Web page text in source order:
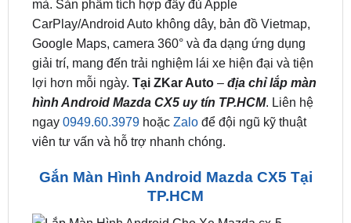
là giải pháp nâng cấp tiện nghi giúp thay thế màn
hình zin bằng màn hình cảm ứng thông minh kích
thước 9–13 inch, hiển thị sắc nét, thao tác mượt
mà. Sản phẩm tích hợp đầy đủ Apple
CarPlay/Android Auto không dây, bản đồ Vietmap,
Google Maps, camera 360° và đa dạng ứng dụng
giải trí, mang đến trải nghiệm lái xe hiện đại và tiện
lợi hơn mỗi ngày.Tại ZKar Auto –
ngay0949.60.3979 hoặcZalođể đội ngũ kỹ thuật
viên tư vấn và hỗ trợ nhanh chóng.